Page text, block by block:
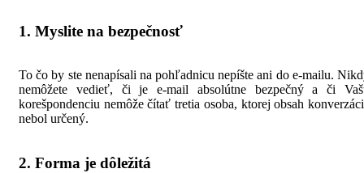
1. Myslite na bezpečnosť
To čo by ste nenapísali na pohľadnicu nepíšte ani do e-mailu.
nemôžete vedieť, či je e-mail absolútne bezpečný a či
korešpondenciu nemôže čítať tretia osoba, ktorej obsah
nebol určený.
2. Forma je dôležitá